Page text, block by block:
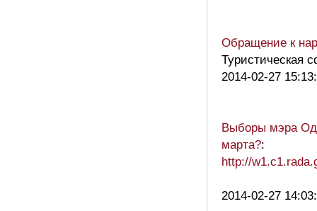
Обращение к
Туристическая
2014-02-27
Выборы мэра
марта?:
http://
2014-02-27